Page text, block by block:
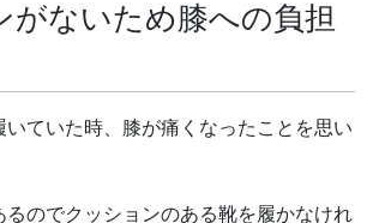
がないため膝への負担
いていた時、膝が痛くなったことを思い
るのでクッションのある靴を履かなけれ